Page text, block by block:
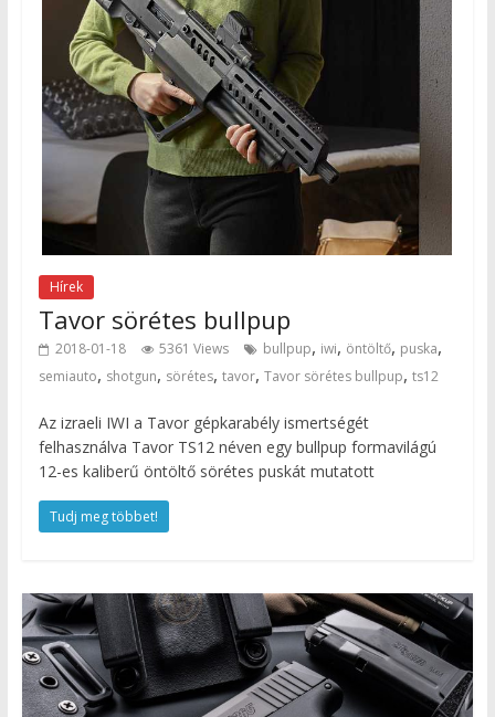
Hírek
Tavor sörétes bullpup
2018-01-18 5361 Views bullpup, iwi, öntöltő, puska,
semiauto, shotgun, sörétes, tavor, Tavor sörétes bullpup, ts12
Az izraeli IWI a Tavor gépkarabély ismertségét
felhasználva Tavor TS12 néven egy bullpup formavilágú
12-es kaliberű öntöltő sörétes puskát mutatott
Tudj meg többet!